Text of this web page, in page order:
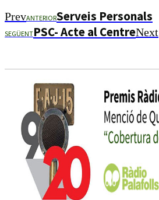
PrevANTERIORServeis Personals
SEGÜENTPSC- Acte al CentreNext